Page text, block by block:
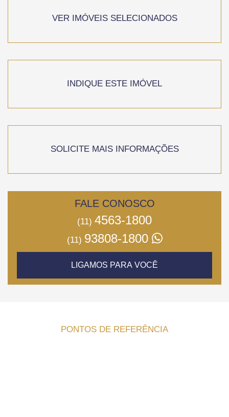
VER IMÓVEIS SELECIONADOS
INDIQUE ESTE IMÓVEL
SOLICITE MAIS INFORMAÇÕES
FALE CONOSCO
(11) 4563-1800
(11) 93808-1800
LIGAMOS PARA VOCÊ
PONTOS DE REFERÊNCIA